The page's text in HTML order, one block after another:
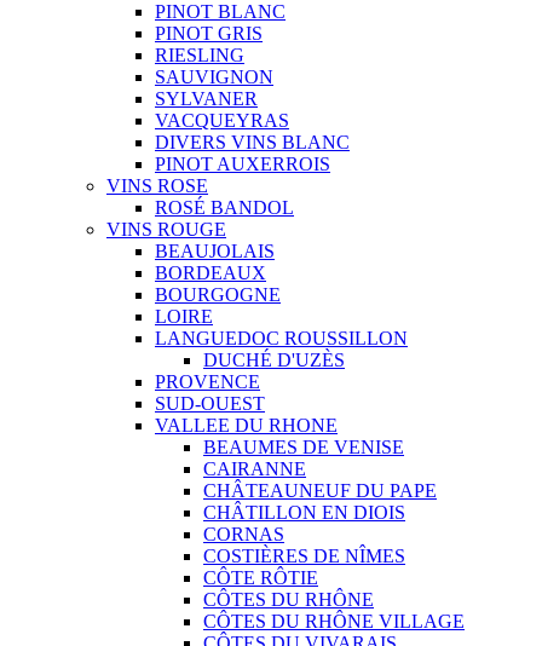
PINOT BLANC
PINOT GRIS
RIESLING
SAUVIGNON
SYLVANER
VACQUEYRAS
DIVERS VINS BLANC
PINOT AUXERROIS
VINS ROSE
ROSÉ BANDOL
VINS ROUGE
BEAUJOLAIS
BORDEAUX
BOURGOGNE
LOIRE
LANGUEDOC ROUSSILLON
DUCHÉ D'UZÈS
PROVENCE
SUD-OUEST
VALLEE DU RHONE
BEAUMES DE VENISE
CAIRANNE
CHÂTEAUNEUF DU PAPE
CHÂTILLON EN DIOIS
CORNAS
COSTIÈRES DE NÎMES
CÔTE RÔTIE
CÔTES DU RHÔNE
CÔTES DU RHÔNE VILLAGE